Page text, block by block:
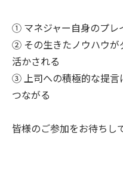
① マネジャー自身のプレ
② その生きたノウハウが
活かされる
③ 上司への積極的な提言
つながる
皆様のご参加をお待ちし